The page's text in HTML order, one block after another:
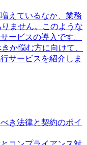
えているなか、業務
ません。このような
ービスの導入です。
か悩む方に向けて、
サービスを紹介しま
き法律と契約のポイ